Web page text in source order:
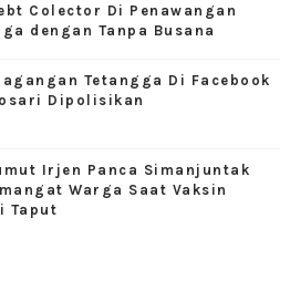
Colector Di Penawangan
dengan Tanpa Busana
Tetangga Di Facebook
Dipolisikan
Irjen Panca Simanjuntak
Warga Saat Vaksin
Taput